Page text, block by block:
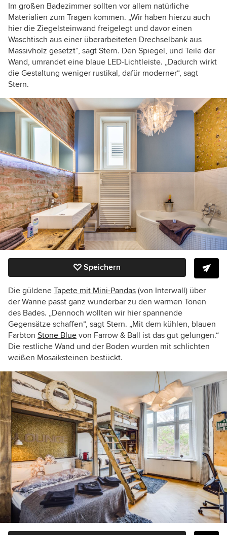
Im großen Badezimmer sollten vor allem natürliche
Materialien zum Tragen kommen. „Wir haben hierzu auch
hier die Ziegelsteinwand freigelegt und davor einen
Waschtisch aus einer überarbeiteten Drechselbank aus
Massivholz gesetzt“, sagt Stern. Den Spiegel, und Teile der
Wand, umrandet eine blaue LED-Lichtleiste. „Dadurch wirkt
die Gestaltung weniger rustikal, dafür moderner“, sagt
Stern.
Speichern
Die güldene Tapete mit Mini-Pandas (von Interwall) über
der Wanne passt ganz wunderbar zu den warmen Tönen
des Bades. „Dennoch wollten wir hier spannende
Gegensätze schaffen“, sagt Stern. „Mit dem kühlen, blauen
Farbton Stone Blue von Farrow & Ball ist das gut gelungen.“
Die restliche Wand und der Boden wurden mit schlichten
weißen Mosaiksteinen bestückt.